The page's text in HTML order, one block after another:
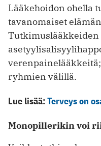
Lääkehoidon ohella
tavanomaiset
ryhmien välillä.
Lue lisää:Terveys on
Monopillerikin voi